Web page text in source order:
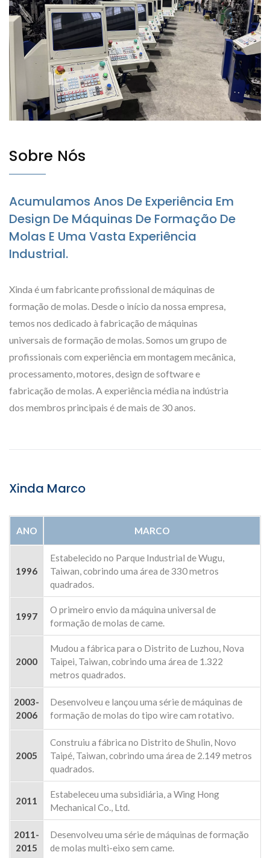
Industriais
Sobre Nós
Acumulamos Anos De Experiência Em
Design De Máquinas De Formação De
Molas E Uma Vasta Experiência
Industrial.
Xinda é um fabricante profissional de máquinas de
formação de molas. Desde o início da nossa empresa,
temos nos dedicado à fabricação de máquinas
universais de formação de molas. Somos um grupo de
profissionais com experiência em montagem mecânica,
processamento, motores, design de software e
fabricação de molas. A experiência média na indústria
dos membros principais é de mais de 30 anos.
Xinda Marco
ANO MARCO
1996
Estabelecido no Parque Industrial de Wugu,
Taiwan, cobrindo uma área de 330 metros
quadrados.
1997
O primeiro envio da máquina universal de
formação de molas de came.
2000
Mudou a fábrica para o Distrito de Luzhou, Nova
Taipei, Taiwan, cobrindo uma área de 1.322
metros quadrados.
2003-
2006
Desenvolveu e lançou uma série de máquinas de
formação de molas do tipo wire cam rotativo.
2005
Construiu a fábrica no Distrito de Shulin, Novo
Taipé, Taiwan, cobrindo uma área de 2.149 metros
quadrados.
2011
Estabeleceu uma subsidiária, a Wing Hong
Mechanical Co., Ltd.
2011-
2015
Desenvolveu uma série de máquinas de formação
de molas multi-eixo sem came.